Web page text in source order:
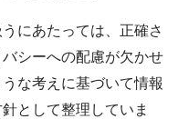
にあたっては、正確さ
シーへの配慮が欠かせ
な考えに基づいて情報
として整理していま